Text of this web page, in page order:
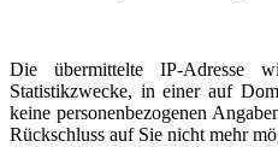
Die übermittelte IP-Adresse
Statistikzwecke, in einer auf
keine personenbezogenen
Rückschluss auf Sie nicht mehr